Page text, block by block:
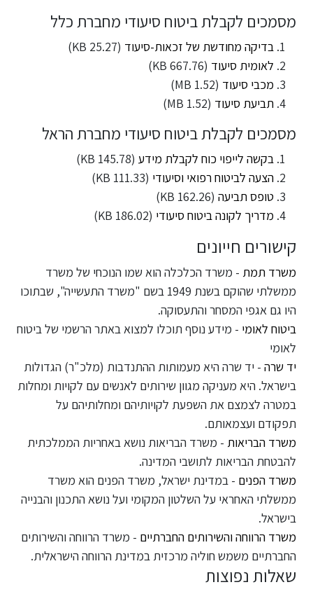
מסמכים לקבלת ביטוח סיעודי מחברת כלל
בדיקה מחודשת של זכאות-סיעוד (25.27 KB)
לאומית סיעוד (667.76 KB)
מכבי סיעוד (1.52 MB)
תביעת סיעוד (1.52 MB)
מסמכים לקבלת ביטוח סיעודי מחברת הראל
בקשה לייפוי כוח לקבלת מידע (145.78 KB)
הצעה לביטוח רפואי וסיעודי (111.33 KB)
טופס תביעה (162.26 KB)
מדריך לקונה ביטוח סיעודי (186.02 KB)
קישורים חייונים
משרד תמת - משרד הכלכלה הוא שמו הנוכחי של משרד
ממשלתי שהוקם בשנת 1949 בשם "משרד התעשייה", שבתוכו
היו גם אגפי המסחר והתעסוקה.
ביטוח לאומי - מידע נוסף תוכלו למצוא באתר הרשמי של ביטוח
לאומי
יד שרה - יד שרה היא מעמותות ההתנדבות (מלכ"ר) הגדולות
בישראל. היא מעניקה מגוון שירותים לאנשים עם לקויות ומחלות
במטרה לצמצם את השפעת לקויותיהם ומחלותיהם על
תפקודם ועצמאותם.
משרד הבריאות - משרד הבריאות נושא באחריות הממלכתית
להבטחת הבריאות לתושבי המדינה.
משרד הפנים - במדינת ישראל, משרד הפנים הוא משרד
ממשלתי האחראי על השלטון המקומי ועל נושא התכנון והבנייה
בישראל.
משרד הרווחה והשירותים החברתיים - משרד הרווחה והשירותים
החברתיים משמש חוליה מרכזית במדינת הרווחה הישראלית.
שאלות נפוצות